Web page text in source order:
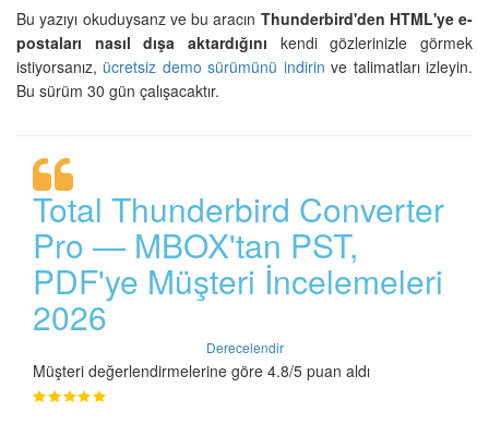
Bu yazıyı okuduysanz ve bu aracın Thunderbird'den HTML'ye e-
postaları nasıl dışa aktardığını kendi gözlerinizle görmek
istiyorsanız, ücretsiz demo sürümünü indirin ve talimatları izleyin.
Bu sürüm 30 gün çalışacaktır.
Total Thunderbird Converter
Pro — MBOX'tan PST,
PDF'ye Müşteri İncelemeleri
2026
Derecelendir
Müşteri değerlendirmelerine göre 4.8/5 puan aldı